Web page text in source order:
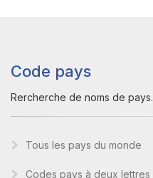
Code pays
Rercherche de noms de pays.
Tous les pays du monde
Codes pays à deux lettres